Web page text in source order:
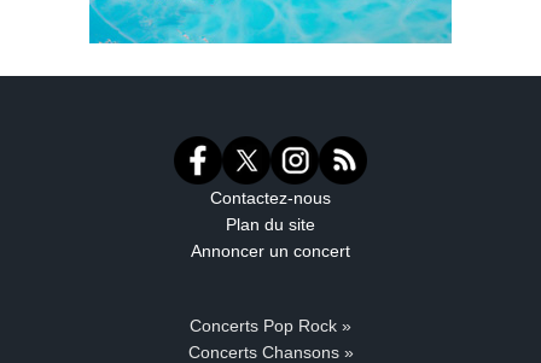
Contactez-nous
Plan du site
Annoncer un concert
Concerts Pop Rock »
Concerts Chansons »